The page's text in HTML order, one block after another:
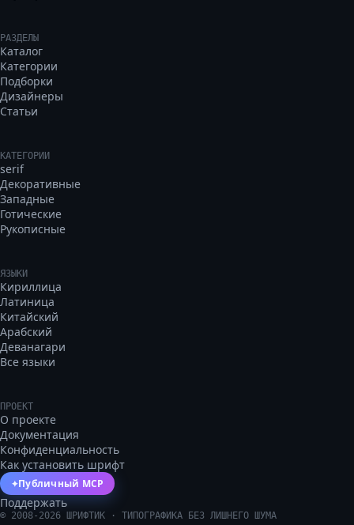
РАЗДЕЛЫ
Каталог
Категории
Подборки
Дизайнеры
Статьи
КАТЕГОРИИ
serif
Декоративные
Западные
Готические
Рукописные
ЯЗЫКИ
Кириллица
Латиница
Китайский
Арабский
Деванагари
Все языки
ПРОЕКТ
О проекте
Документация
Конфиденциальность
Как установить шрифт
✦Публичный MCP
Поддержать
© 2008- 2026 ШРИФТИК · ТИПОГРАФИКА БЕЗ ЛИШНЕГО ШУМА